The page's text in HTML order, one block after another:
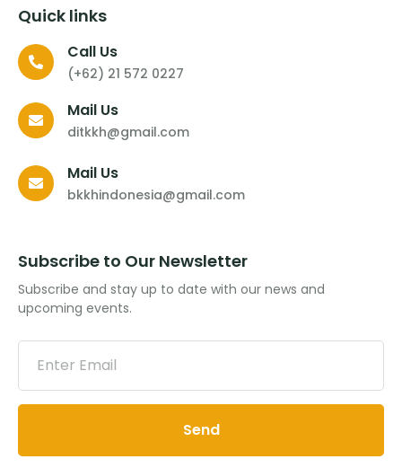
Quick links
Call Us
(+62) 21 572 0227
Mail Us
ditkkh@gmail.com
Mail Us
bkkhindonesia@gmail.com
Subscribe to Our Newsletter
Subscribe and stay up to date with our news and
upcoming events.
Send